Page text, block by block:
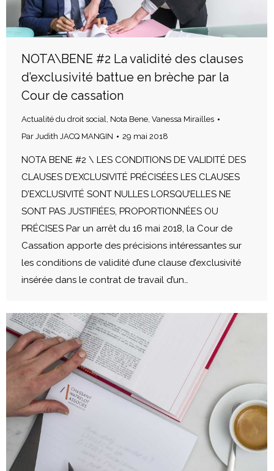
NOTA\BENE #2 La validité des clauses
d’exclusivité battue en brèche par la
Cour de cassation
Actualité du droit social Nota Bene Vanessa Mirailles
Par Judith JACQ MANGIN 29 mai 2018
NOTA BENE #2 \ LES CONDITIONS DE VALIDITÉ DES
CLAUSES D’EXCLUSIVITÉ PRÉCISÉES LES CLAUSES
D’EXCLUSIVITÉ SONT NULLES LORSQU’ELLES NE
SONT PAS JUSTIFIÉES, PROPORTIONNÉES OU
PRÉCISES Par un arrêt du 16 mai 2018, la Cour de
Cassation apporte des précisions intéressantes sur
les conditions de validité d’une clause d’exclusivité
insérée dans le contrat de travail d’un…